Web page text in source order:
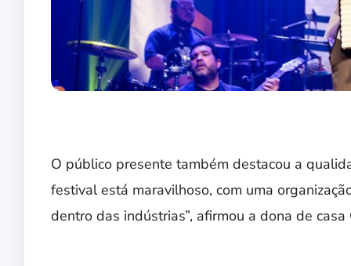
O público presente também destacou a
festival está maravilhoso, com uma
dentro das indústrias”, afirmou a dona de casa